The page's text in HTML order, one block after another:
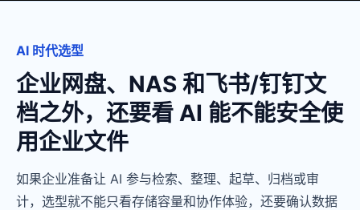
AI 时代选型
企业网盘、NAS 和飞书/钉钉文
档之外，还要看 AI 能不能安全使
用企业文件
如果企业准备让 AI 参与检索、整理、起草、归档或审
计，选型就不能只看存储容量和协作体验，还要确认数据